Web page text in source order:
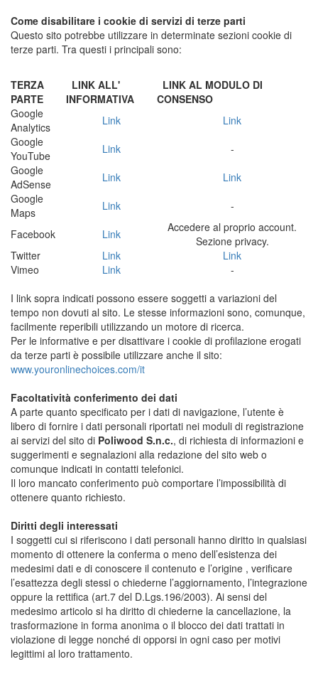
Come disabilitare i cookie di servizi di terze parti
Questo sito potrebbe utilizzare in determinate sezioni cookie di
terze parti. Tra questi i principali sono:
TERZA
PARTE
LINK ALL'
INFORMATIVA
LINK AL MODULO DI
CONSENSO
Google
Analytics
Link
Link
Google
YouTube
Link
-
Google
AdSense
Link
Link
Google
Maps
Link
-
Facebook
Link
Accedere al proprio account.
Sezione privacy.
Twitter
Link
Link
Vimeo
Link
-
I link sopra indicati possono essere soggetti a variazioni del
tempo non dovuti al sito. Le stesse informazioni sono, comunque,
facilmente reperibili utilizzando un motore di ricerca.
Per le informative e per disattivare i cookie di profilazione erogati
da terze parti è possibile utilizzare anche il sito:
www.youronlinechoices.com/it
Facoltatività conferimento dei dati
A parte quanto specificato per i dati di navigazione, l’utente è
libero di fornire i dati personali riportati nei moduli di registrazione
ai servizi del sito di Poliwood S.n.c., di richiesta di informazioni e
suggerimenti e segnalazioni alla redazione del sito web o
comunque indicati in contatti telefonici.
Il loro mancato conferimento può comportare l’impossibilità di
ottenere quanto richiesto.
Diritti degli interessati
I soggetti cui si riferiscono i dati personali hanno diritto in qualsiasi
momento di ottenere la conferma o meno dell’esistenza dei
medesimi dati e di conoscere il contenuto e l’origine , verificare
l’esattezza degli stessi o chiederne l’aggiornamento, l’integrazione
oppure la rettifica (art.7 del D.Lgs.196/2003). Ai sensi del
medesimo articolo si ha diritto di chiederne la cancellazione, la
trasformazione in forma anonima o il blocco dei dati trattati in
violazione di legge nonché di opporsi in ogni caso per motivi
legittimi al loro trattamento.